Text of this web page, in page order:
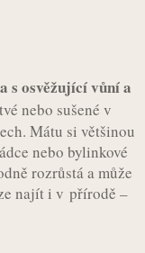
s osvěžující vůní a
nebo sušené v
Mátu si většinou
nebo bylinkové
rozrůstá a může
najít i v přírodě –